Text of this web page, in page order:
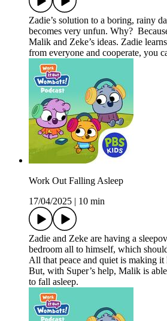
Zadie’s solution to a boring, rainy
becomes very unfun. Why?
Malik and Zeke’s ideas. Zadie
from everyone and cooperate, you
Work Out Falling Asleep
17/04/2025
10 min
Zadie and Zeke are having a
bedroom all to himself, which
All that peace and quiet is making
But, with Super’s help, Malik is
to fall asleep.